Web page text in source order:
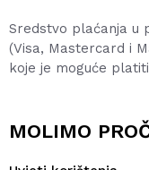
Sredstvo plaćanja u
(Visa, Mastercard i
koje je moguće
MOLIMO